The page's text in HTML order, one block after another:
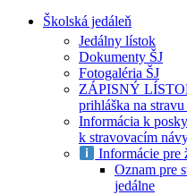
Školská jedáleň
Jedálny lístok
Dokumenty ŠJ
Fotogaléria ŠJ
ZÁPISNÝ
prihláška na
Informácia k
k stravovacím
Informácie pre
Oznam pre
jedálne